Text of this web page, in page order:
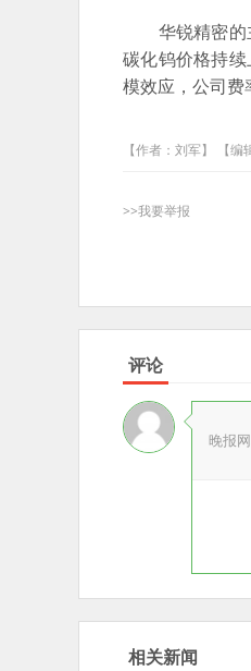
华锐精密的主
碳化钨价格持
模效应，公司费
【作者：刘军】 【编
>>我要举报
评论
晚报
相关新闻